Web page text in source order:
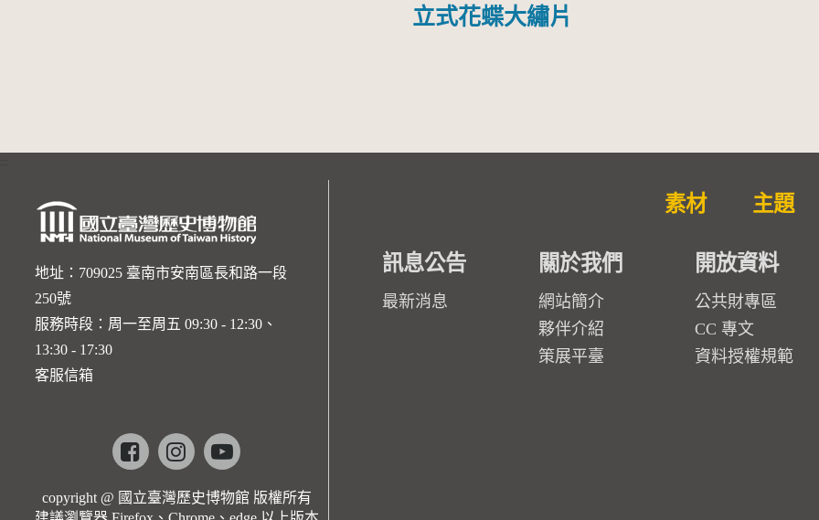
立式花蝶大繡片
地址：709025 臺南市安南區長和路一段
250號
服務時段：周一至周五 09:30 - 12:30、
13:30 - 17:30
客服信箱
Facebookinstagramyoutube
copyright @ 國立臺灣歷史博物館 版權所有
素材 主題
訊息公告
最新消息
關於我們
網站簡介
夥伴介紹
策展平臺
開放資料
公共財專區
CC 專文
資料授權規範